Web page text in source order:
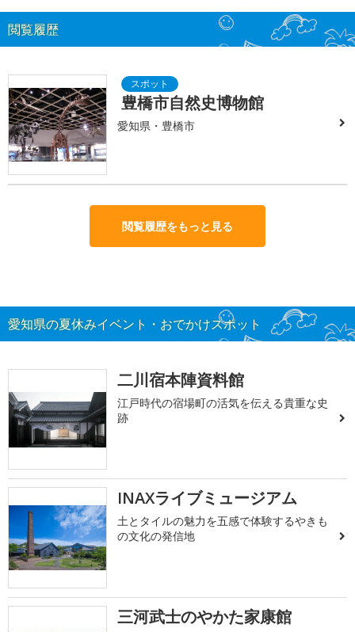
閲覧履歴
豊橋市自然史博物館
愛知県・豊橋市
閲覧履歴をもっと見る
愛知県の夏休みイベント・おでかけスポット
二川宿本陣資料館
江戸時代の宿場町の活気を伝える貴重な史
跡
INAXライブミュージアム
土とタイルの魅力を五感で体験するやきも
の文化の発信地
三河武士のやかた家康館